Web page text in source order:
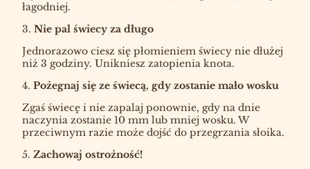
łagodniej.
3. Nie pal świecy za długo
Jednorazowo ciesz się płomieniem świecy nie dłużej
niż 3 godziny. Unikniesz zatopienia knota.
4. Pożegnaj się ze świecą, gdy zostanie mało wosku
Zgaś świecę i nie zapalaj ponownie, gdy na dnie
naczynia zostanie 10 mm lub mniej wosku. W
przeciwnym razie może dojść do przegrzania słoika.
5. Zachowaj ostrożność!